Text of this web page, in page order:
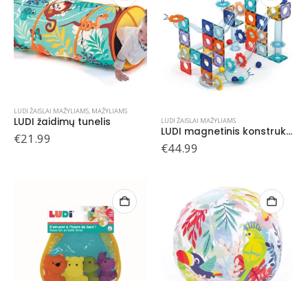
LUDI ŽAISLAI MAŽYLIAMS, MAŽYLIAMS
LUDI žaidimų tunelis
€21.99
LUDI ŽAISLAI MAŽYLIAMS
LUDI magnetinis konstruktorius Trasų sistema su kamuoliukais
€44.99